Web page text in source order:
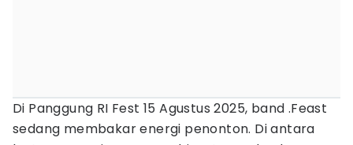
Di Panggung RI Fest 15 Agustus 2025, band .Feast
sedang membakar energi penonton. Di antara